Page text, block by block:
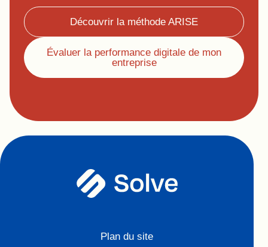
Découvrir la méthode ARISE
Évaluer la performance digitale de mon
entreprise
Plan du site